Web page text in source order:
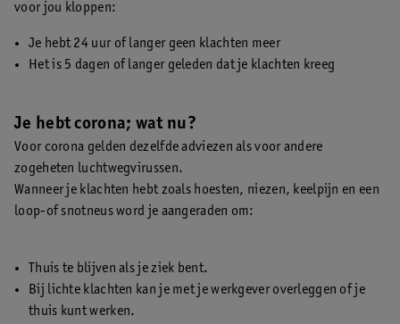
voor jou kloppen:
Je hebt 24 uur of langer geen klachten meer
Het is 5 dagen of langer geleden dat je klachten kreeg
Je hebt corona; wat nu?
Voor corona gelden dezelfde adviezen als voor andere
zogeheten luchtwegvirussen.
Wanneer je klachten hebt zoals hoesten, niezen, keelpijn en een
loop-of snotneus word je aangeraden om:
Thuis te blijven als je ziek bent.
Bij lichte klachten kan je met je werkgever overleggen of je
thuis kunt werken.